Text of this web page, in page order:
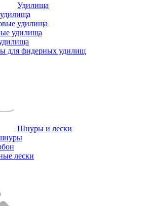
Удилища
удилища
удилища
для фидерных удилищ
Шнуры и лески
лески